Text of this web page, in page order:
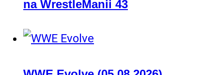
na WrestleManii 43